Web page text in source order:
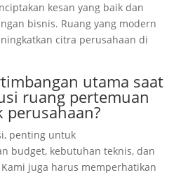
kesan yang baik dan
bisnis. Ruang yang modern
citra perusahaan di
utama saat
ruang pertemuan
penting untuk
budget, kebutuhan teknis, dan
juga harus memperhatikan